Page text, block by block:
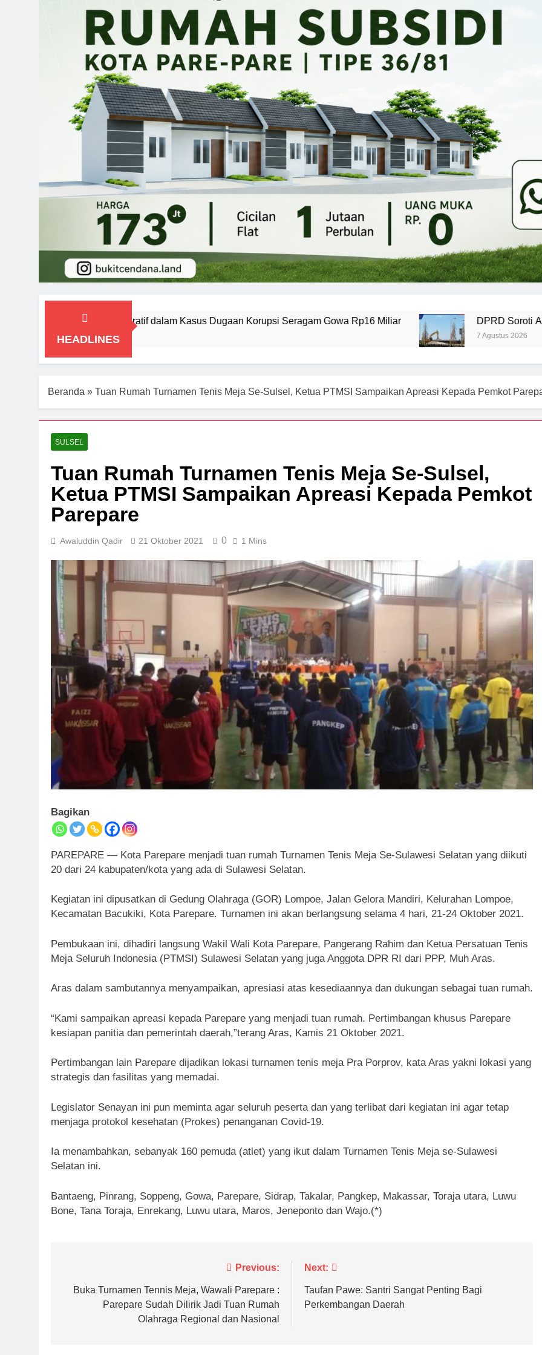
HEADLINES
Kooperatif dalam Kasus Dugaan Korupsi Seragam Gowa Rp16 Miliar DPRD Soroti Aktivitas
7 Agustus 2026
Beranda » Tuan Rumah Turnamen Tenis Meja Se-Sulsel, Ketua PTMSI Sampaikan Apreasi Kepada Pemkot
SULSEL
Tuan Rumah Turnamen Tenis Meja Se-Sulsel,
Ketua PTMSI Sampaikan Apreasi Kepada Pemkot
Parepare
Awaluddin Qadir 21 Oktober 2021 0 1 Mins
Bagikan
PAREPARE — Kota Parepare menjadi tuan rumah Turnamen Tenis Meja Se-Sulawesi Selatan yang diikuti
20 dari 24 kabupaten/kota yang ada di Sulawesi Selatan.
Kegiatan ini dipusatkan di Gedung Olahraga (GOR) Lompoe, Jalan Gelora Mandiri, Kelurahan Lompoe,
Kecamatan Bacukiki, Kota Parepare. Turnamen ini akan berlangsung selama 4 hari, 21-24 Oktober 2021.
Pembukaan ini, dihadiri langsung Wakil Wali Kota Parepare, Pangerang Rahim dan Ketua Persatuan Tenis
Meja Seluruh Indonesia (PTMSI) Sulawesi Selatan yang juga Anggota DPR RI dari PPP, Muh Aras.
Aras dalam sambutannya menyampaikan, apresiasi atas kesediaannya dan dukungan sebagai tuan rumah.
“Kami sampaikan apreasi kepada Parepare yang menjadi tuan rumah. Pertimbangan khusus Parepare
kesiapan panitia dan pemerintah daerah,”terang Aras, Kamis 21 Oktober 2021.
Pertimbangan lain Parepare dijadikan lokasi turnamen tenis meja Pra Porprov, kata Aras yakni lokasi yang
strategis dan fasilitas yang memadai.
Legislator Senayan ini pun meminta agar seluruh peserta dan yang terlibat dari kegiatan ini agar tetap
menjaga protokol kesehatan (Prokes) penanganan Covid-19.
Ia menambahkan, sebanyak 160 pemuda (atlet) yang ikut dalam Turnamen Tenis Meja se-Sulawesi
Selatan ini.
Bantaeng, Pinrang, Soppeng, Gowa, Parepare, Sidrap, Takalar, Pangkep, Makassar, Toraja utara, Luwu
Bone, Tana Toraja, Enrekang, Luwu utara, Maros, Jeneponto dan Wajo.(*)
pos
Previous:
Buka Turnamen Tennis Meja, Wawali Parepare :
Parepare Sudah Dilirik Jadi Tuan Rumah
Olahraga Regional dan Nasional
Next:
Taufan Pawe: Santri Sangat Penting Bagi
Perkembangan Daerah